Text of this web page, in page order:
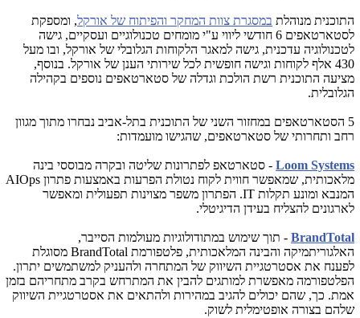
התוכנית מנוהלת במסגרת צוות המחקר והפיתוח של אורקל, ומספקת
לסטארטאפים 6 חודשי ליווי ע"י מומחים טכנולוגיים ועסקיים, גישה
לטכנולוגיה עדכנית, גישה למאגר הלקוחות הגלובלי של אורקל, ובו מעל
430 אלף לקוחות וגישה חופשית לכל שירותי הענן של אורקל. בנוסף,
מציעה התוכנית רשת הולכת וגדלה של סטארטאפים נוספים בקהילה
הגלובלית.
5 הסטארטאפים במחזור השני של התוכנית בתל-אביב נבחרו מתוך מגוון
רחב ותחרותי של סטארטאפים, שהגישו מועמדות:
Loom Systems - סטארטאפ לפתרונות שליטה ובקרה מבוססי בינה
מלאכותית, שמאפשר חווית לקוח נטולת הפרעות באמצעות פתרון AIOps
המנבא ומונע תקלות IT. הפתרון משפר מצוינות תפעולית ומאפשר
לארגונים להצליח בעידן הדיגיטלי.
BrandTotal - תוך שימוש במתודולוגיות מעולמות הסייבר,
האלגוריתמיקה והבינה המלאכותית, פלטפורמת BrandTotal מסוגלת
לפענח את אסטרטגיית השיווק של המתחרה ולהעניק למשתמשים יתרון.
הפלטפורמה מאפשרת למותגים להבין את המתרחש בקרב מתחריהם בזמן
אמת. כך, שהם יכולים להגיב במהירות ולהתאים את אסטרטגיית השיווק
שלהם בצורה אופטימלית לשוק.